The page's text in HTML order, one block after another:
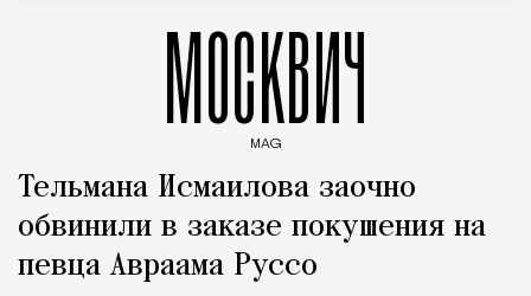
МОСКВИЧ
MAG
Тельмана Исмаилова заочно
обвинили в заказе покушения на
певца Авраама Руссо